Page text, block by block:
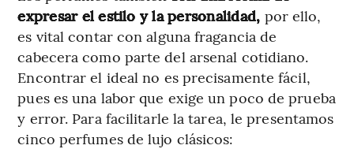
expresar el estilo y la personalidad, por ello,
es vital contar con alguna fragancia de
cabecera como parte del arsenal cotidiano.
Encontrar el ideal no es precisamente fácil,
pues es una labor que exige un poco de prueba
y error. Para facilitarle la tarea, le presentamos
cinco perfumes de lujo clásicos: